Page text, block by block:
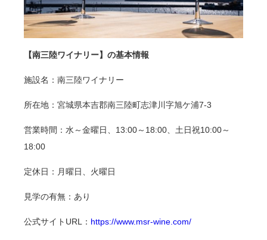
【南三陸ワイナリー】の基本情報
施設名：南三陸ワイナリー
所在地：宮城県本吉郡南三陸町志津川字旭ケ浦7-3
営業時間：水～金曜日、13:00～18:00、土日祝10:00～
18:00
定休日：月曜日、火曜日
見学の有無：あり
公式サイトURL： https://www.msr-wine.com/